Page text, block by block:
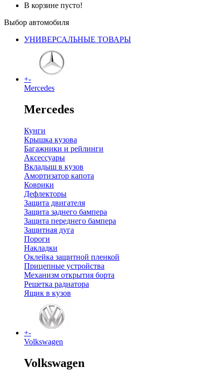
В корзине пусто!
Выбор автомобиля
УНИВЕРСАЛЬНЫЕ ТОВАРЫ
+-
Mercedes
Mercedes
Кунги
Крышка кузова
Багажники и рейлинги
Аксессуары
Вкладыш в кузов
Амортизатор капота
Коврики
Дефлекторы
Защита двигателя
Защита заднего бампера
Защита переднего бампера
Защитная дуга
Пороги
Накладки
Оклейка защитной пленкой
Прицепные устройства
Механизм открытия борта
Решетка радиатора
Ящик в кузов
+-
Volkswagen
Volkswagen